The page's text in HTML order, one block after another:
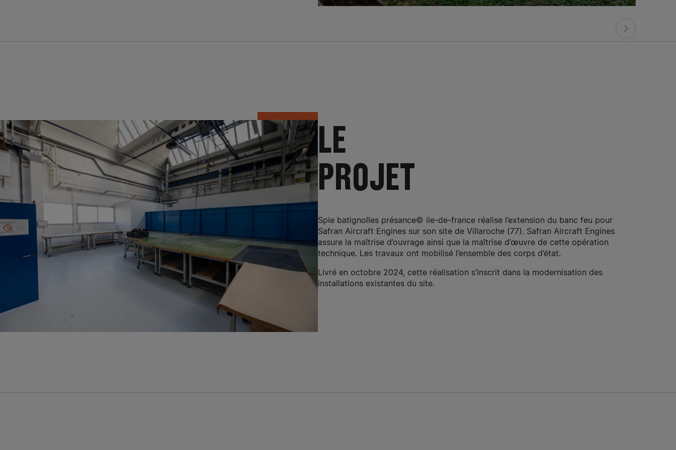
LE
PROJET
Spie batignolles présance© ile-de-france réalise l’extension du banc feu pour
Safran Aircraft Engines sur son site de Villaroche (77). Safran Aircraft Engines
assure la maîtrise d’ouvrage ainsi que la maîtrise d’œuvre de cette opération
technique. Les travaux ont mobilisé l’ensemble des corps d’état.
Livré en octobre 2024, cette réalisation s’inscrit dans la modernisation des
installations existantes du site.